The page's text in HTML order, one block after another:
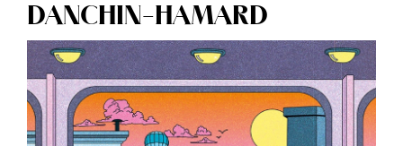
DANCHIN-HAMARD